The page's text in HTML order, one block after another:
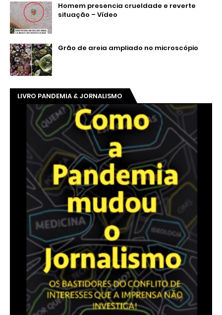
Homem presencia crueldade e reverte
situação – Vídeo
Grão de areia ampliado no microscópio
LIVRO PANDEMIA & JORNALISMO